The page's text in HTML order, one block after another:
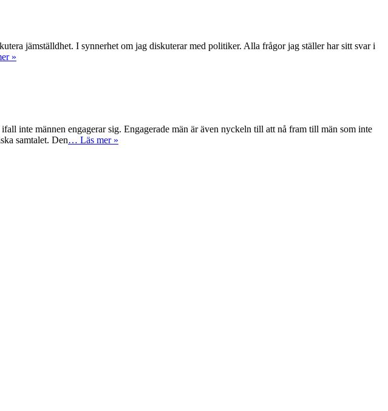
jämställdhet. I synnerhet om jag diskuterar med politiker. Alla frågor jag ställer har sitt svar i
»
männen engagerar sig. Engagerade män är även nyckeln till att nå fram till män som inte
samtalet. Den… Läs mer »